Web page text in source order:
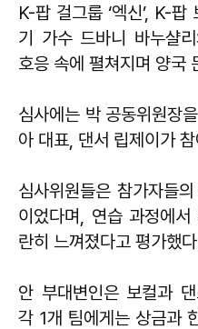
K-팝 걸그룹 ‘엑신’, K-팝
기 가수 드바니 바누샬
호응 속에 펼쳐지며 양국
심사에는 박 공동위원장
아 대표, 댄서 립제이가
심사위원들은 참가자들
이었다며, 연습 과정에
란히 느껴졌다고 평가했
안 부대변인은 보컬과
각 1개 팀에게는 상금과